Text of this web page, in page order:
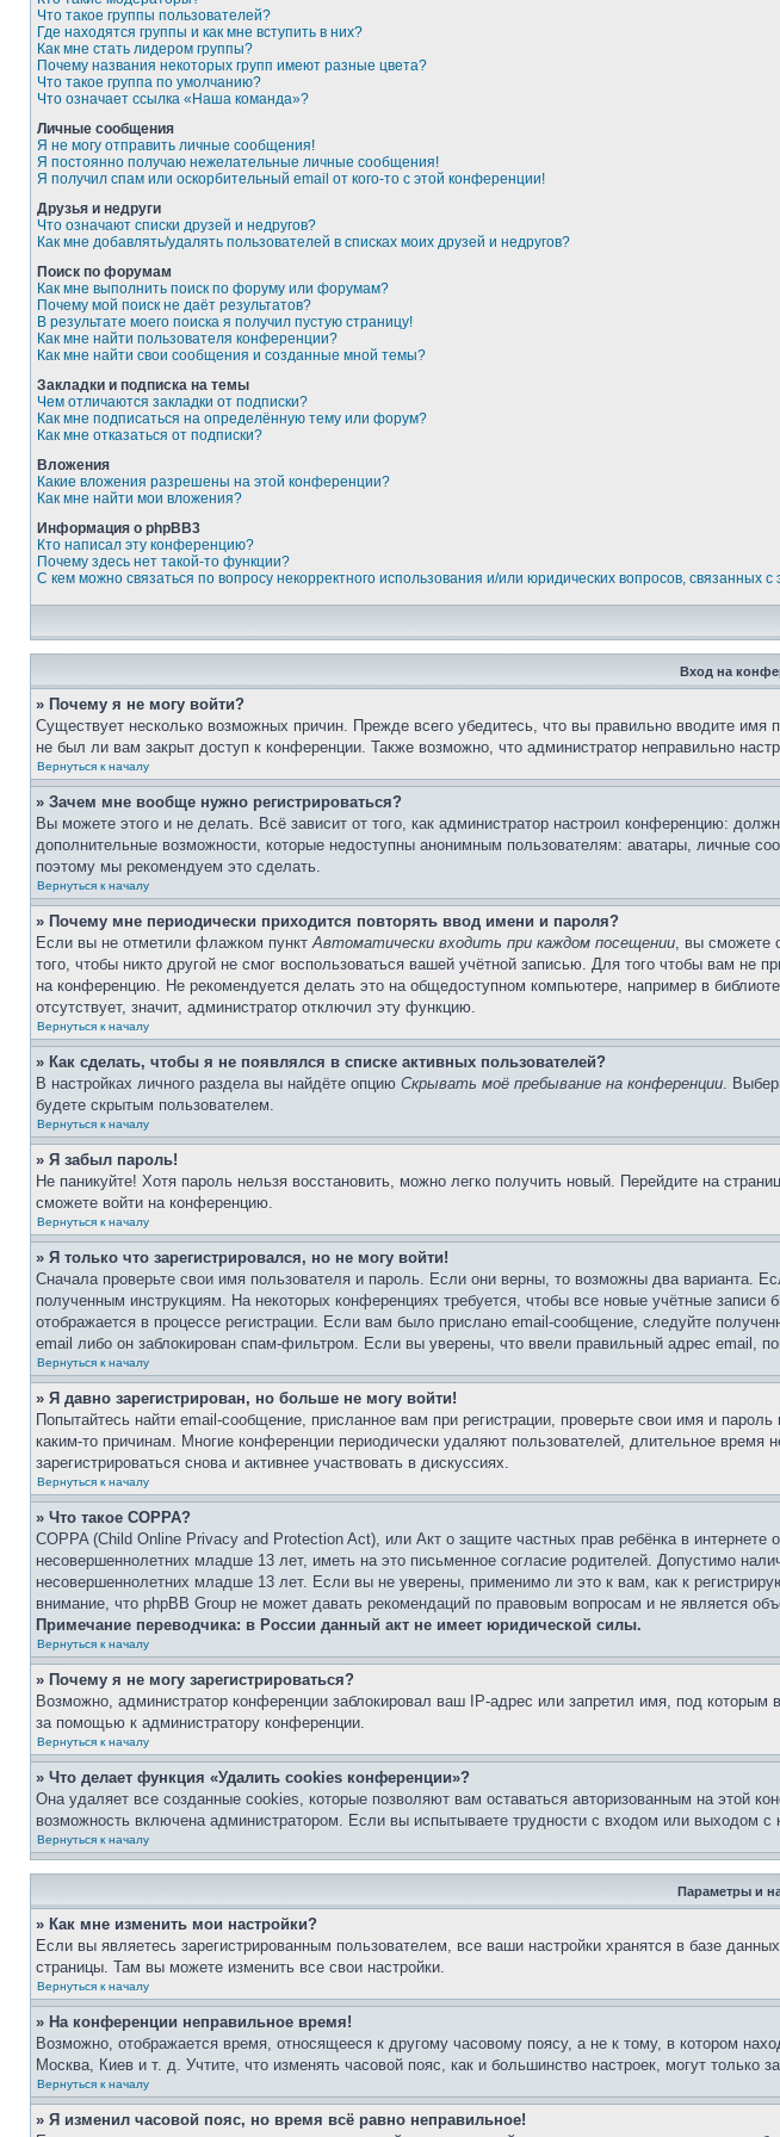
Что такое группы пользователей?
Где находятся группы и как мне вступить в них?
Как мне стать лидером группы?
Почему названия некоторых групп имеют разные цвета?
Что такое группа по умолчанию?
Что означает ссылка «Наша команда»?
Личные сообщения
Я не могу отправить личные сообщения!
Я постоянно получаю нежелательные личные сообщения!
Я получил спам или оскорбительный email от кого-то с этой конференции!
Друзья и недруги
Что означают списки друзей и недругов?
Как мне добавлять/удалять пользователей в списках моих друзей и недругов?
Поиск по форумам
Как мне выполнить поиск по форуму или форумам?
Почему мой поиск не даёт результатов?
В результате моего поиска я получил пустую страницу!
Как мне найти пользователя конференции?
Как мне найти свои сообщения и созданные мной темы?
Закладки и подписка на темы
Чем отличаются закладки от подписки?
Как мне подписаться на определённую тему или форум?
Как мне отказаться от подписки?
Вложения
Какие вложения разрешены на этой конференции?
Как мне найти мои вложения?
Информация о phpBB3
Кто написал эту конференцию?
Почему здесь нет такой-то функции?
С кем можно связаться по вопросу некорректного использования и/или юридических вопросов, связанных
Вход на
» Почему я не могу войти?
Существует несколько возможных причин. Прежде всего убедитесь, что вы правильно вводите
не был ли вам закрыт доступ к конференции. Также возможно, что администратор неправильно
Вернуться к началу
» Зачем мне вообще нужно регистрироваться?
Вы можете этого и не делать. Всё зависит от того, как администратор настроил конференцию:
дополнительные возможности, которые недоступны анонимным пользователям: аватары, личные
поэтому мы рекомендуем это сделать.
Вернуться к началу
» Почему мне периодически приходится повторять ввод имени и пароля?
Если вы не отметили флажком пунктАвтоматически входить при каждом посещении, вы сможете
того, чтобы никто другой не смог воспользоваться вашей учётной записью. Для того чтобы вам
на конференцию. Не рекомендуется делать это на общедоступном компьютере, например в
отсутствует, значит, администратор отключил эту функцию.
Вернуться к началу
» Как сделать, чтобы я не появлялся в списке активных пользователей?
В настройках личного раздела вы найдёте опцию Скрывать моё пребывание на конференции.
будете скрытым пользователем.
Вернуться к началу
» Я забыл пароль!
Не паникуйте! Хотя пароль нельзя восстановить, можно легко получить новый. Перейдите на
сможете войти на конференцию.
Вернуться к началу
» Я только что зарегистрировался, но не могу войти!
Сначала проверьте свои имя пользователя и пароль. Если они верны, то возможны два варианта.
полученным инструкциям. На некоторых конференциях требуется, чтобы все новые учётные
отображается в процессе регистрации. Если вам было прислано email-сообщение, следуйте
email либо он заблокирован спам-фильтром. Если вы уверены, что ввели правильный адрес email,
Вернуться к началу
» Я давно зарегистрирован, но больше не могу войти!
Попытайтесь найти email-сообщение, присланное вам при регистрации, проверьте свои имя и
каким-то причинам. Многие конференции периодически удаляют пользователей, длительное
зарегистрироваться снова и активнее участвовать в дискуссиях.
Вернуться к началу
» Что такое COPPA?
COPPA (Child Online Privacy and Protection Act), или Акт о защите частных прав ребёнка в
несовершеннолетних младше 13 лет, иметь на это письменное согласие родителей. Допустимо
несовершеннолетних младше 13 лет. Если вы не уверены, применимо ли это к вам, как к
внимание, что phpBB Group не может давать рекомендаций по правовым вопросам и не является
Примечание переводчика: в России данный акт не имеет юридической силы.
Вернуться к началу
» Почему я не могу зарегистрироваться?
Возможно, администратор конференции заблокировал ваш IP-адрес или запретил имя, под
за помощью к администратору конференции.
Вернуться к началу
» Что делает функция «Удалить cookies конференции»?
Она удаляет все созданные cookies, которые позволяют вам оставаться авторизованным на этой
возможность включена администратором. Если вы испытываете трудности с входом или выходом
Вернуться к началу
Параметры и
» Как мне изменить мои настройки?
Если вы являетесь зарегистрированным пользователем, все ваши настройки хранятся в базе
страницы. Там вы можете изменить все свои настройки.
Вернуться к началу
» На конференции неправильное время!
Возможно, отображается время, относящееся к другому часовому поясу, а не к тому, в котором
Москва, Киев и т. д. Учтите, что изменять часовой пояс, как и большинство настроек, могут
Вернуться к началу
» Я изменил часовой пояс, но время всё равно неправильное!